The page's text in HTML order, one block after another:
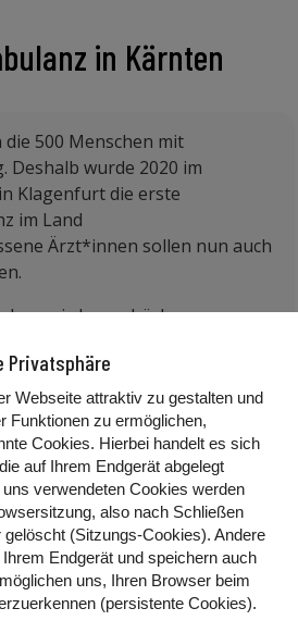
in Kärnten
500 Menschen mit
wurde 2020 im
Klagenfurt die erste
im Land
Ärzt*innen sollen nun auch
wird es gehörlosen
In Gebärdensprache. Das
Menschen selbstbestimmt
zu entscheiden.
zwischen
oder Ärztin ist dann
vor allem auch dazu
frühzeitig zu erkennen.
durch eine Vergrößerung des
werden. Dabei sollen
Kärnten auch die
Privatsphäre
Webseite attraktiv zu gestalten und
Funktionen zu ermöglichen,
Cookies. Hierbei handelt es sich
auf Ihrem Endgerät abgelegt
verwendeten Cookies werden
also nach Schließen
(Sitzungs-Cookies). Andere
Endgerät und speichern auch
uns, Ihren Browser beim
(persistente Cookies).